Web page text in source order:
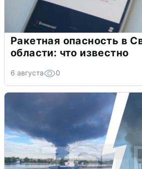
Ракетная опасность в
области: что известно
6 августа 0